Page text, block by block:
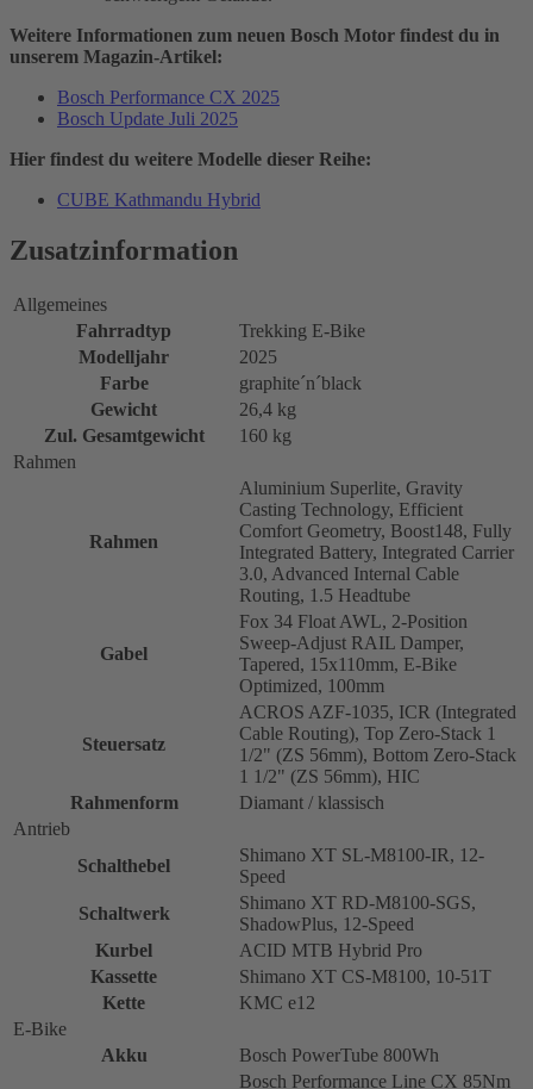
Weitere Informationen zum neuen Bosch Motor findest du in
unserem Magazin-Artikel:
Bosch Performance CX 2025
Bosch Update Juli 2025
Hier findest du weitere Modelle dieser Reihe:
CUBE Kathmandu Hybrid
Zusatzinformation
Allgemeines
Fahrradtyp
Trekking E-Bike
Modelljahr
2025
Farbe
graphite´n´black
Gewicht
26,4 kg
Zul. Gesamtgewicht
160 kg
Rahmen
Rahmen
Aluminium Superlite, Gravity
Casting Technology, Efficient
Comfort Geometry, Boost148, Fully
Integrated Battery, Integrated Carrier
3.0, Advanced Internal Cable
Routing, 1.5 Headtube
Gabel
Fox 34 Float AWL, 2-Position
Sweep-Adjust RAIL Damper,
Tapered, 15x110mm, E-Bike
Optimized, 100mm
Steuersatz
ACROS AZF-1035, ICR (Integrated
Cable Routing), Top Zero-Stack 1
1/2" (ZS 56mm), Bottom Zero-Stack
1 1/2" (ZS 56mm), HIC
Rahmenform
Diamant / klassisch
Antrieb
Schalthebel
Shimano XT SL-M8100-IR, 12-
Speed
Schaltwerk
Shimano XT RD-M8100-SGS,
ShadowPlus, 12-Speed
Kurbel
ACID MTB Hybrid Pro
Kassette
Shimano XT CS-M8100, 10-51T
Kette
KMC e12
E-Bike
Akku
Bosch PowerTube 800Wh
Bosch Performance Line CX 85Nm